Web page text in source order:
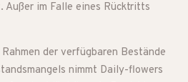
Außer im Falle eines Rücktritts
der verfügbaren Bestände
nimmt Daily-flowers